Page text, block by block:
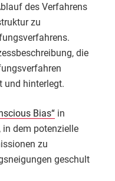
des Verfahrens
zu
die
und hinterlegt.
Bias“ in
in dem potenzielle
zu
geschult